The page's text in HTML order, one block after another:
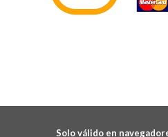
Solo válido en